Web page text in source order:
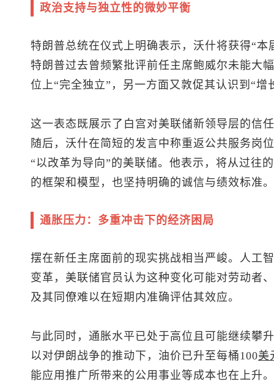
政治支持与独立性的微妙平衡
特朗普总统在仪式上明确表示，沃什将获得“
特朗普过去曾频繁批评前任主席鲍威尔未能大
位上“完全独立”，另一方面又敦促其认识到“增
这一表态既展示了白宫对美联储新领导层的信
随后，沃什在简短的发言中称重返公共服务岗
“以改革为导向”的美联储。他表示，将从过往
的框架和模型，也坚持明确的诚信与绩效标准。
通胀压力：多重冲击下的经济困局
摆在新任主席面前的现实挑战相当严峻。人工
变革，美联储官员认为这种变化可能对劳动者
及其同僚难以在短期内准确评估其效应。
与此同时，通胀水平已处于高位且可能继续攀
以对伊朗战争的推动下，油价已升至每桶100美
能应用推广所带来的公用事业等成本也在上升。